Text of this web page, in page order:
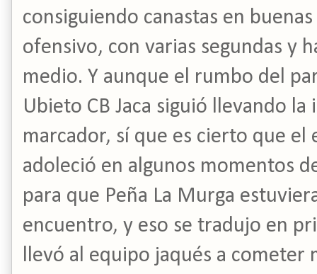
consiguiendo canastas en
ofensivo, con varias segundas y
medio. Y aunque el rumbo del
Ubieto CB Jaca siguió llevando
marcador, sí que es cierto que el
adoleció en algunos momentos
para que Peña La Murga
encuentro, y eso se tradujo en
llevó al equipo jaqués a